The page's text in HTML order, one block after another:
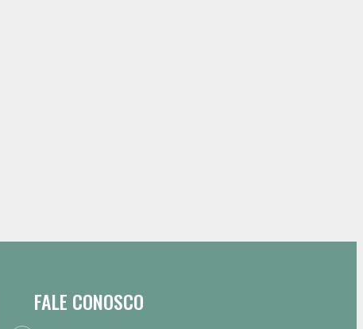
FALE CONOSCO